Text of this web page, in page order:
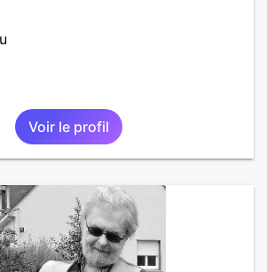
Voir le profil